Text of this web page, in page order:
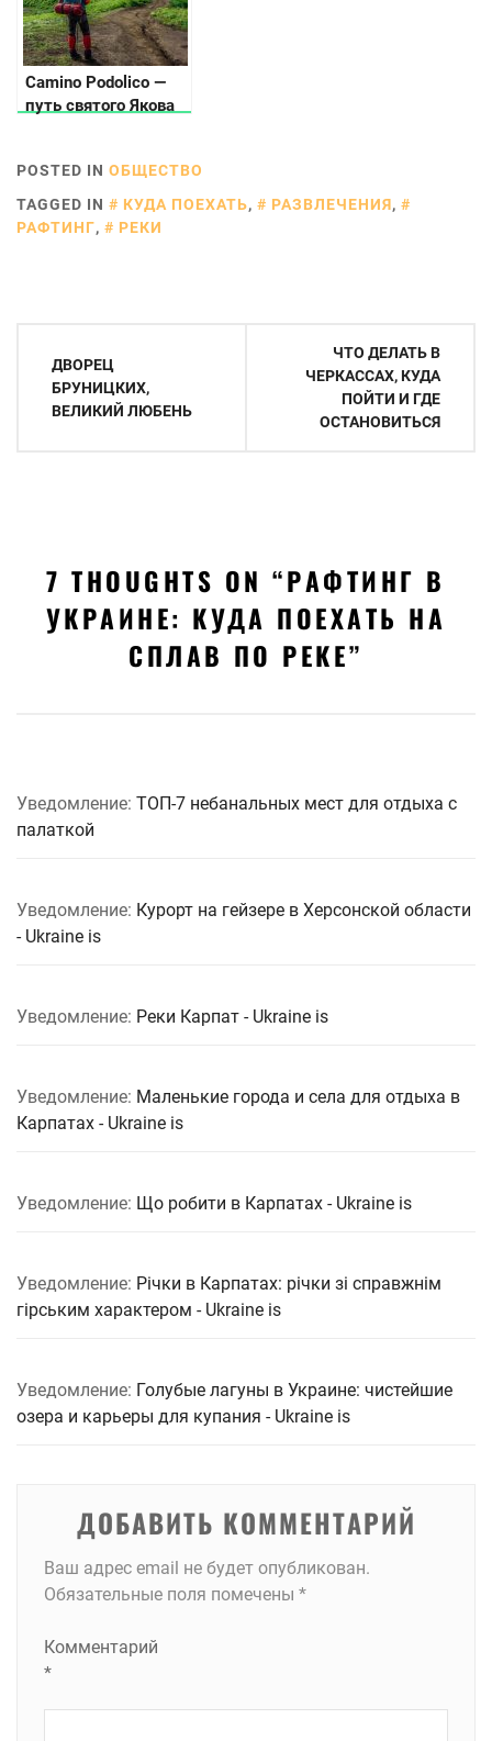
Camino Podolico —
путь святого Якова
POSTED IN ОБЩЕСТВО
TAGGED IN
КУДА ПОЕХАТЬ, РАЗВЛЕЧЕНИЯ,
РАФТИНГ, РЕКИ
записям
ДВОРЕЦ
БРУНИЦКИХ,
ВЕЛИКИЙ ЛЮБЕНЬ
ЧТО ДЕЛАТЬ В
ЧЕРКАССАХ, КУДА
ПОЙТИ И ГДЕ
ОСТАНОВИТЬСЯ
7 THOUGHTS ON “РАФТИНГ В
УКРАИНЕ: КУДА ПОЕХАТЬ НА
СПЛАВ ПО РЕКЕ”
Уведомление: ТОП-7 небанальных мест для отдыха с
палаткой
Уведомление: Курорт на гейзере в Херсонской области
- Ukraine is
Уведомление: Реки Карпат - Ukraine is
Уведомление: Маленькие города и села для отдыха в
Карпатах - Ukraine is
Уведомление: Що робити в Карпатах - Ukraine is
Уведомление: Річки в Карпатах: річки зі справжнім
гірським характером - Ukraine is
Уведомление: Голубые лагуны в Украине: чистейшие
озера и карьеры для купания - Ukraine is
ДОБАВИТЬ КОММЕНТАРИЙ
Ваш адрес email не будет опубликован.
Обязательные поля помечены *
Комментарий
*